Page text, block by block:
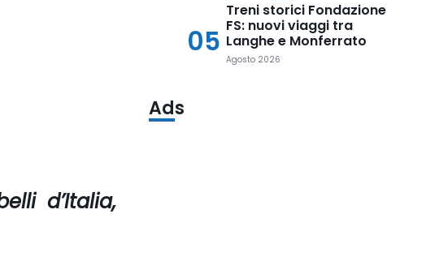
d’Italia,
05
Treni storici Fondazione
FS: nuovi viaggi tra
Langhe e Monferrato
Agosto 2026
Ads